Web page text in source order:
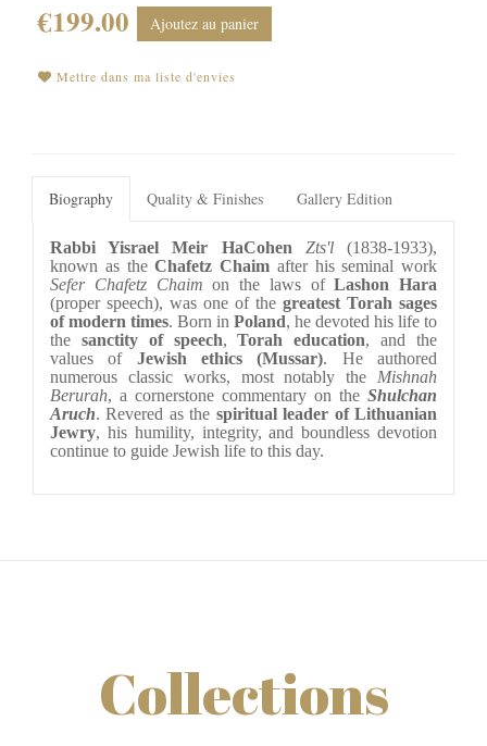
€199.00 Ajoutez au panier
Mettre dans ma liste d'envies
Biography Quality & Finishes Gallery Edition
Rabbi Yisrael Meir HaCohen Zts'l (1838-1933),
known as the Chafetz Chaim
Sefer Chafetz Chaim on the laws of Lashon Hara
(proper speech), was one of the greatest Torah sages
of modern times. Born in Poland, he devoted his life to
the sanctity of speech, Torah education, and the
values of Jewish ethics (Mussar). He authored
numerous classic works, most notably the Mishnah
Berurah, a cornerstone commentary on the Shulchan
Aruch. Revered as the spiritual leader of Lithuanian
Jewry, his humility, integrity, and boundless devotion
continue to guide Jewish life to this day.
Collections